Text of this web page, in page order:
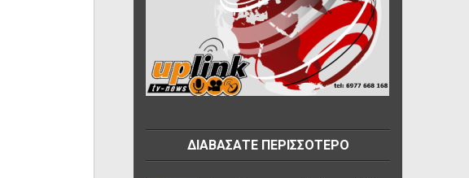
ΔΙΑΒΑΣΑΤΕ ΠΕΡΙΣΣΟΤΕΡΟ